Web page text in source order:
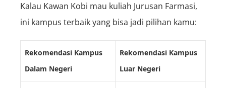
Kalau Kawan Kobi mau kuliah Jurusan Farmasi,
ini kampus terbaik yang bisa jadi pilihan kamu:
Rekomendasi Kampus
Dalam Negeri
Rekomendasi Kampus
Luar Negeri